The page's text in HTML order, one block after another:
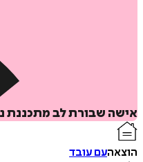
אישה שבורת לב מתכננת
הוצאהעם עובד